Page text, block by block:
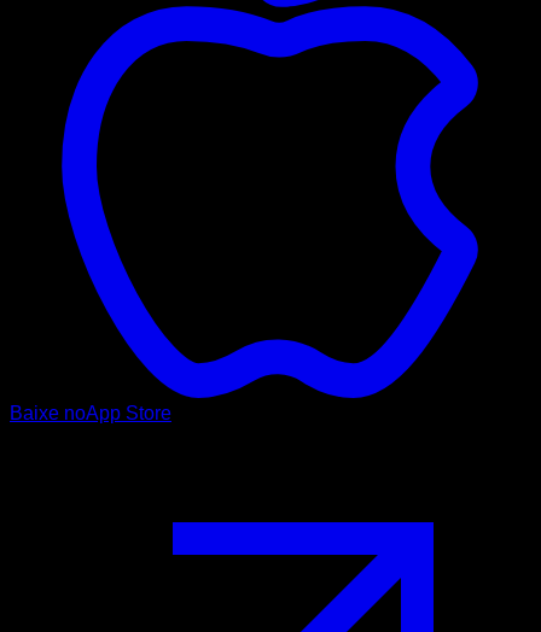
Baixe noApp Store